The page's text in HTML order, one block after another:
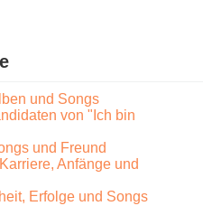
und Songs
von "Ich bin
und Freund
Anfänge und
Erfolge und Songs